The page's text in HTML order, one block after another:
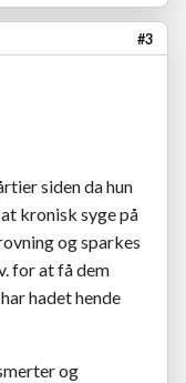
#3
siden da hun
kronisk syge på
og sparkes
for at få dem
hadet hende
og